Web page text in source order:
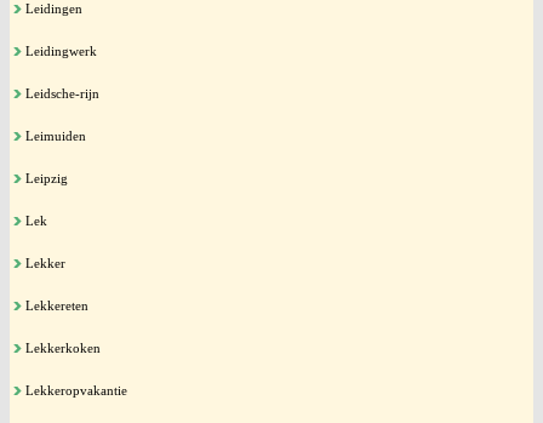
Leidingen
Leidingwerk
Leidsche-rijn
Leimuiden
Leipzig
Lek
Lekker
Lekkereten
Lekkerkoken
Lekkeropvakantie